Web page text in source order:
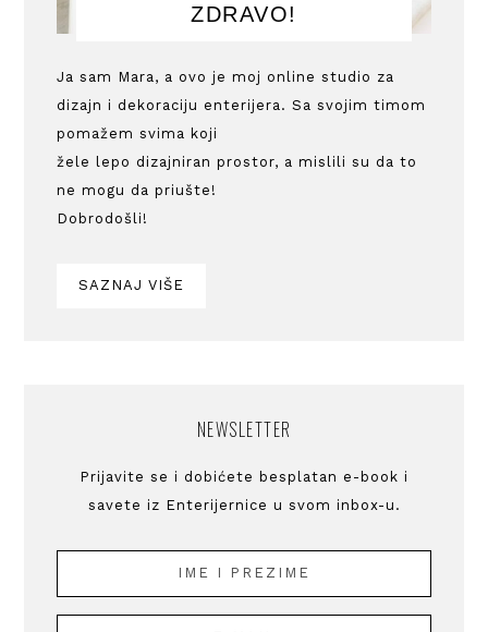
ZDRAVO!
Ja sam Mara, a ovo je moj online studio za
dizajn i dekoraciju enterijera. Sa svojim timom
pomažem svima koji
žele lepo dizajniran prostor, a mislili su da to
ne mogu da priušte!
Dobrodošli!
SAZNAJ VIŠE
NEWSLETTER
Prijavite se i dobićete besplatan e-book i
savete iz Enterijernice u svom inbox-u.